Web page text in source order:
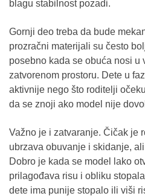
blagu stabilnost pozadi.
Gornji deo treba da bude
prozračni materijali su često
posebno kada se obuća nosi u
zatvorenom prostoru. Dete u
aktivnije nego što roditelji
da se znoji ako model nije
Važno je i zatvaranje. Čičak je
ubrzava obuvanje i skidanje,
Dobro je kada se model lako
prilagođava risu i obliku
dete ima punije stopalo ili viši